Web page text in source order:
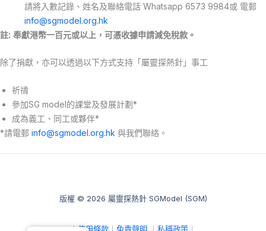
請將入數記錄、姓名及聯絡電話 Whatsapp 6573 9984或 電郵
info@sgmodel.org.hk
註: 奉獻港幣一百元或以上，可憑收據申請減免稅款。
除了捐獻，亦可以透過以下方式支持「屬靈探熱針」事工
祈禱
參加SG model的課堂及發展計劃*
成為義工、同工或夥伴*
*請電郵 info@sgmodel.org.hk 與我們聯絡。
版權 © 2026 屬靈探熱針 SGModel (SGM)